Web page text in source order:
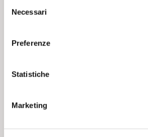
delNecessari
Preferenze
Statistiche
Marketing
ANCHE